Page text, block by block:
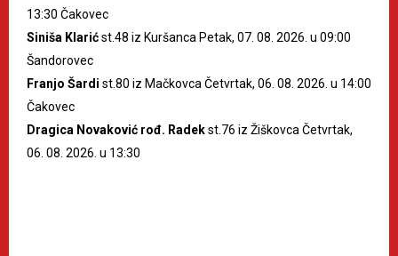
13:30 Čakovec
Siniša Klarićst.48 iz Kuršanca Petak, 07. 08. 2026. u 09:00
Šandorovec
Franjo Šardi st.80 iz Mačkovca Četvrtak, 06. 08. 2026. u 14:00
Čakovec
Dragica Novaković rođ. Radekst.76 iz Žiškovca Četvrtak,
06. 08. 2026. u 13:30